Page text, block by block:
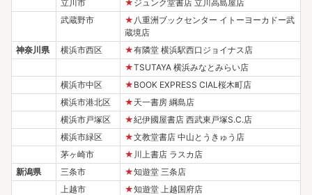
立川市
★ ジュンク堂書店 立川高島屋店
武蔵野市
★ 八重洲ブックセンター イトーヨーカドー武
蔵境店
神奈川県
横浜市西区 ★有隣堂 横浜駅西口ジョイナス店
★TSUTAYA 横浜みなとみらい店
横浜市中区
★ BOOK EXPRESS CIAL桜木町店
横浜市港北区
★ 天一書房 綱島店
横浜市戸塚区
★紀伊國屋書店 西武東戸塚S.C.店
横浜市緑区
★文教堂書店 中山とうきゅう店
茅ヶ崎市
★ 川上書店 ラスカ店
新潟県
三条市 ★知遊堂 三条店
上越市
★知遊堂 上越国府店